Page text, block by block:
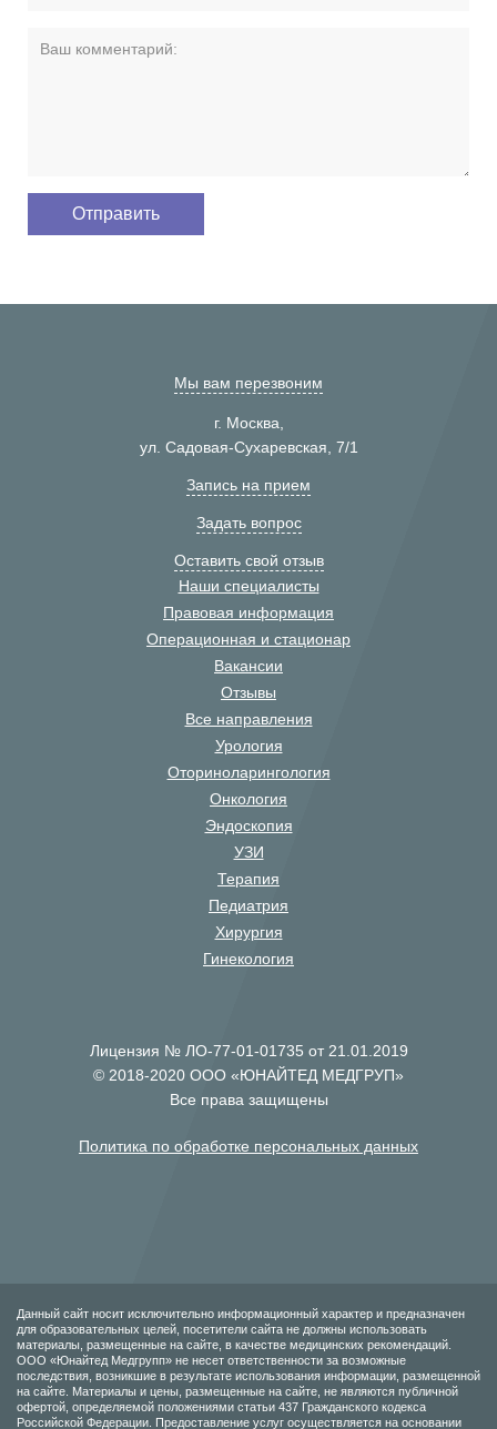
Мы вам перезвоним
г. Москва,
ул. Садовая-Сухаревская, 7/1
Запись на прием
Задать вопрос
Оставить свой отзыв
Наши специалисты
Правовая информация
Операционная и стационар
Вакансии
Отзывы
Все направления
Урология
Оториноларингология
Онкология
Эндоскопия
УЗИ
Терапия
Педиатрия
Хирургия
Гинекология
Лицензия № ЛО-77-01-01735 от 21.01.2019
© 2018-2020 ООО «ЮНАЙТЕД МЕДГРУП»
Все права защищены
Политика по обработке персональных данных
Данный сайт носит исключительно информационный характер и предназначен
для образовательных целей, посетители сайта не должны использовать
материалы, размещенные на сайте, в качестве медицинских рекомендаций.
ООО «Юнайтед Медгрупп» не несет ответственности за возможные
последствия, возникшие в результате использования информации, размещенной
на сайте. Материалы и цены, размещенные на сайте, не являются публичной
офертой, определяемой положениями статьи 437 Гражданского кодекса
Российской Федерации. Предоставление услуг осуществляется на основании